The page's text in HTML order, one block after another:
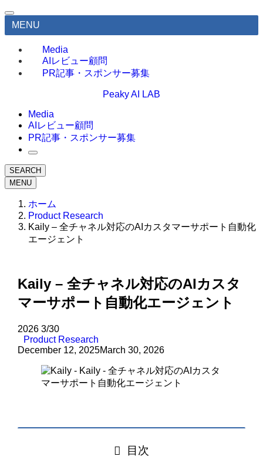
MENU
Media
AIレビュー顧問
PR記事・スポンサー募集
Peaky AI LAB
Media
AIレビュー顧問
PR記事・スポンサー募集
SEARCH
MENU
ホーム
Product Research
Kaily – 全チャネル対応のAIカスタマーサポート自動化
エージェント
Kaily – 全チャネル対応のAIカスタ
マーサポート自動化エージェント
2026 3/30
Product Research
December 12, 2025March 30, 2026
目次